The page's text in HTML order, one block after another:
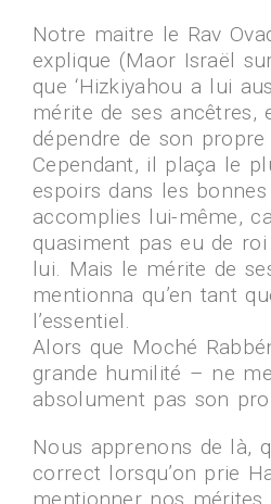
Notre maitre le Rav
explique (Maor Israël
que ‘Hizkiyahou a lui
mérite de ses ancêtres,
dépendre de son propre
Cependant, il plaça le
espoirs dans les
accomplies lui-même,
quasiment pas eu de
lui. Mais le mérite de
mentionna qu’en tant
l’essentiel.
Alors que Moché
grande humilité – ne
absolument pas son
Nous apprenons de là,
correct lorsqu’on prie